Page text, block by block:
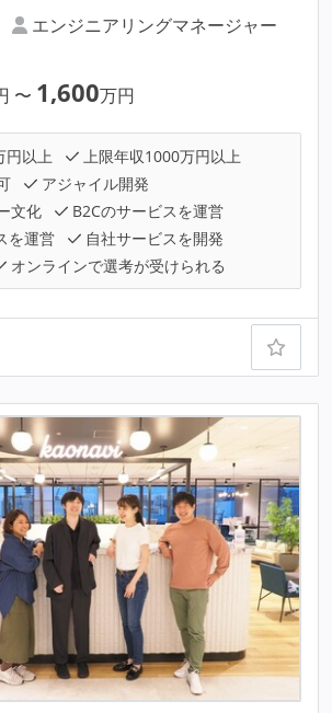
エンジニアリングマネージャー
〜 1,600万円
円以上
上限年収1000万円以上
アジャイル開発
文化
B2Cのサービスを運営
を運営
自社サービスを開発
オンラインで選考が受けられる